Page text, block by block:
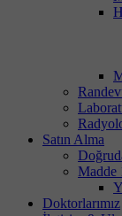
Satın Alma
Madde
Doktorlarımız